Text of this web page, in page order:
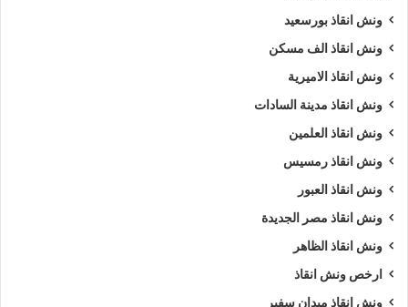
ونش انقاذ بورسعيد
ونش انقاذ الف مسكن
ونش انقاذ الاميرية
ونش انقاذ مدينة السادات
ونش انقاذ العلمين
ونش انقاذ رمسيس
ونش انقاذ العبور
ونش انقاذ مصر الجديدة
ونش انقاذ الظاهر
ارخص ونش انقاذ
ونش انقاذ ميدان سفير